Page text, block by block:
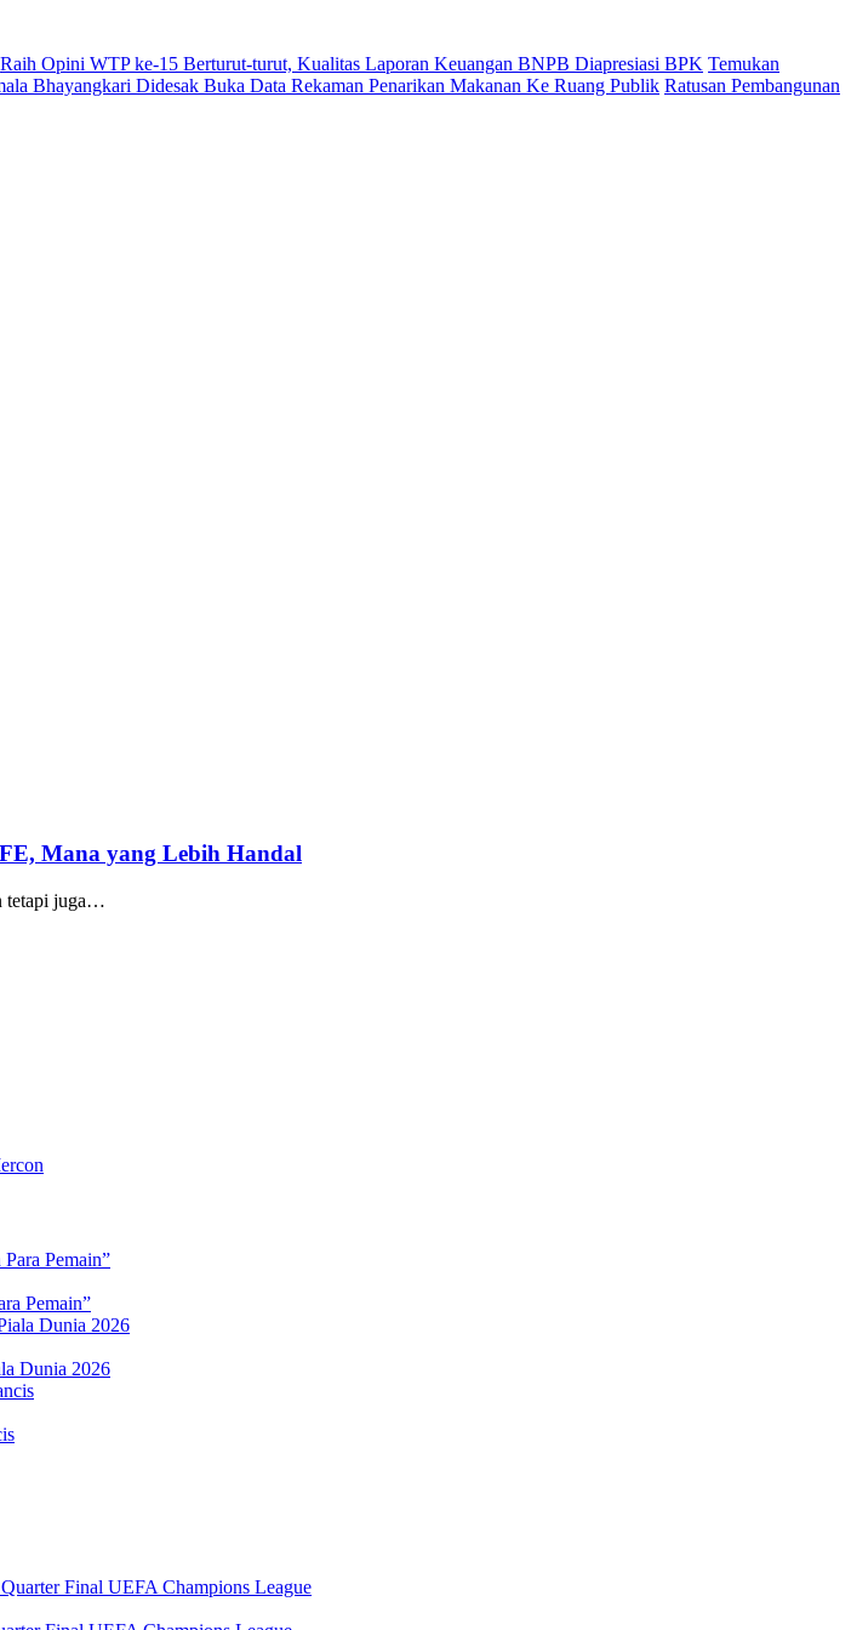
Raih Opini WTP ke-15 Berturut-turut, Kualitas Laporan Keuangan BNPB Diapresiasi BPK Temukan
Bhayangkari Didesak Buka Data Rekaman Penarikan Makanan Ke Ruang Publik Ratusan Pembangunan
Mana yang Lebih Handal
tetapi juga…
Pemain”
Dunia 2026